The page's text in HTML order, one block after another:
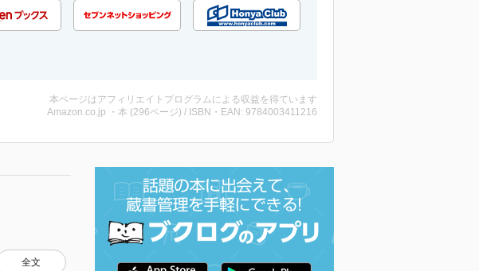
本ページはアフィリエイトプログラムによる収益を得ています
Amazon.co.jp ・本 (296ページ) / ISBN・EAN: 9784003411216
全文